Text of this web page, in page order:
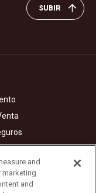
SUBIR
and
marketing
and